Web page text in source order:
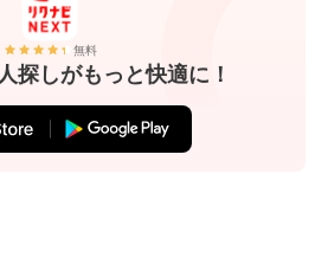
無料
探しがもっと快適に！